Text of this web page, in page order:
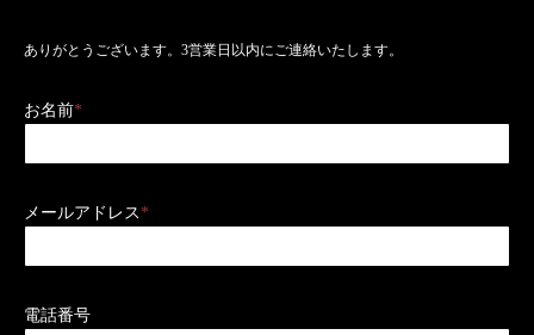
ありがとうございます。3営業日以内にご連絡いたします。
お名前*
メールアドレス *
電話番号